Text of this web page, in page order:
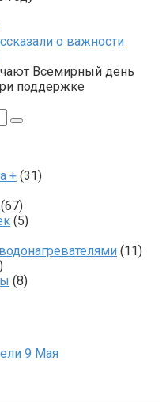
о важности
Всемирный день
поддержке
+ (31)
(67)
(5)
(11)
(8)
9 Мая